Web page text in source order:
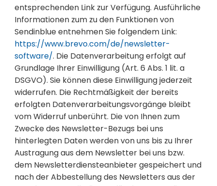
entsprechenden Link zur Verfügung. Ausführliche
Informationen zum zu den Funktionen von
Sendinblue entnehmen Sie folgendem Link:
https://www.brevo.com/de/newsletter-
software/. Die Datenverarbeitung erfolgt auf
Grundlage Ihrer Einwilligung (Art. 6 Abs. 1 lit. a
DSGVO). Sie können diese Einwilligung jederzeit
widerrufen. Die Rechtmäßigkeit der bereits
erfolgten Datenverarbeitungsvorgänge bleibt
vom Widerruf unberührt. Die von Ihnen zum
Zwecke des Newsletter-Bezugs bei uns
hinterlegten Daten werden von uns bis zu Ihrer
Austragung aus dem Newsletter bei uns bzw.
dem Newsletterdiensteanbieter gespeichert und
nach der Abbestellung des Newsletters aus der